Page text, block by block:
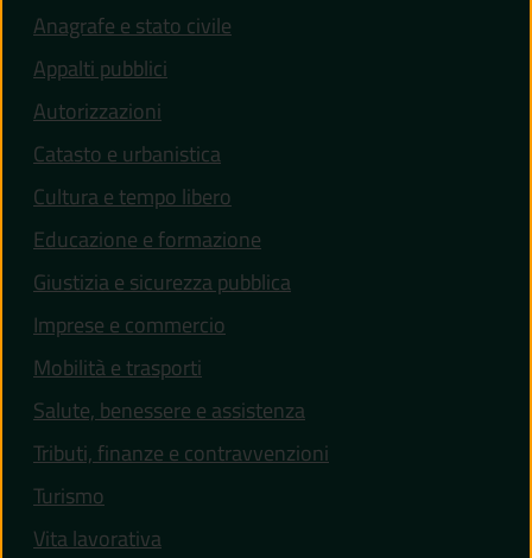
Anagrafe e stato civile
Appalti pubblici
Autorizzazioni
Catasto e urbanistica
Cultura e tempo libero
Educazione e formazione
Giustizia e sicurezza pubblica
Imprese e commercio
Mobilità e trasporti
Salute, benessere e assistenza
Tributi, finanze e contravvenzioni
Turismo
Vita lavorativa